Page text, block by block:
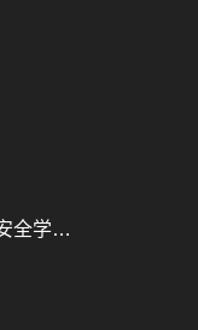
想自学黑客技术？这些网络安全学习网站收藏好